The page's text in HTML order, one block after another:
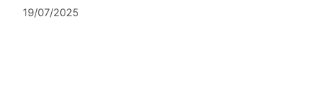
19/07/2025